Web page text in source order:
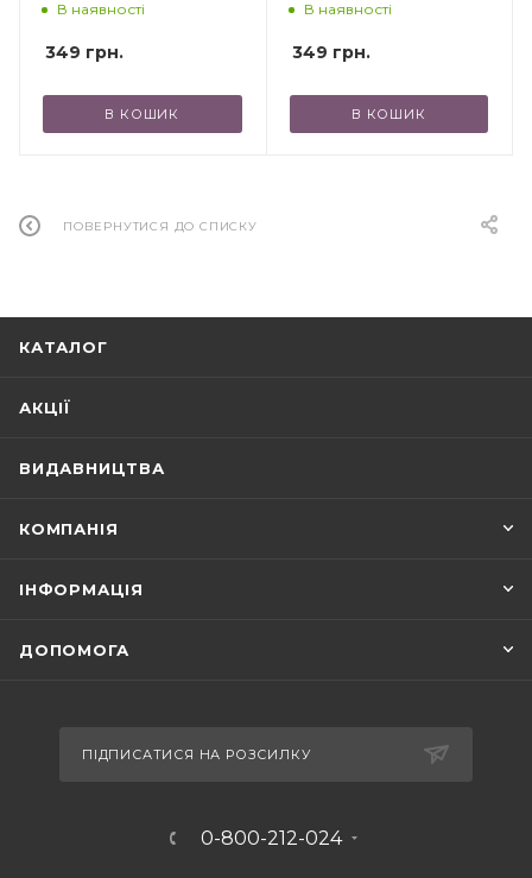
В наявності
349 грн.
В КОШИК
В наявності
349 грн.
В КОШИК
ПОВЕРНУТИСЯ ДО СПИСКУ
КАТАЛОГ
АКЦІЇ
ВИДАВНИЦТВА
КОМПАНІЯ
ІНФОРМАЦІЯ
ДОПОМОГА
ПІДПИСАТИСЯ НА РОЗСИЛКУ
0-800-212-024